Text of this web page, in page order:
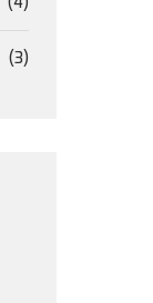
(3)